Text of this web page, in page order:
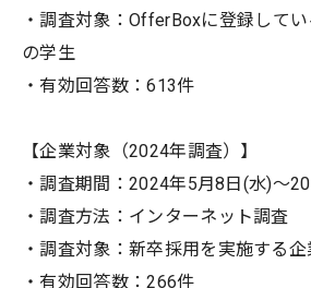
・調査対象：OfferBoxに登録して
の学生
・有効回答数：613件
【企業対象（2024年調査）】
・調査期間：2024年5月8日(水)〜
・調査方法：インターネット調査
・調査対象：新卒採用を実施する企
・有効回答数：266件